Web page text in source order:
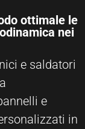
ottimale le
nei
e saldatori
e
in